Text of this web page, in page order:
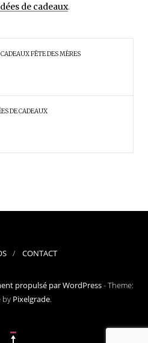
de cadeaux.
CADEAUX FÊTE DES MÈRES
DE CADEAUX
CONTACT
propulsé par WordPress-Theme:
by Pixelgrade.